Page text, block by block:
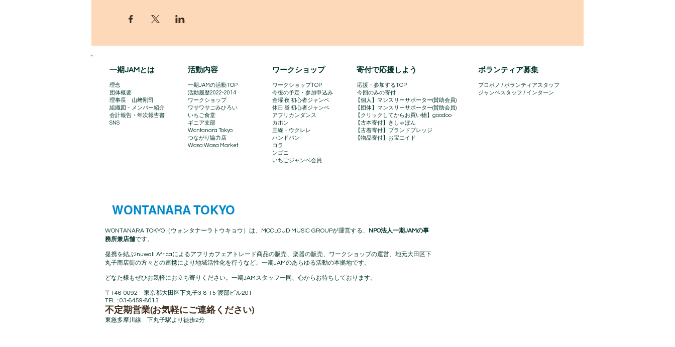
一期JAMとは 活動内容
理念
団体概要
理事長 山﨑剛司
組織図・メンバー紹介
会計報告​・年次報告書
SNS
一期JAMの活動TOP
​活動履歴2022-2014
ワークショップ
ワサワサごみひろい
いちご食堂
ギニア支部
Wontanara Tokyo
​つながり協力店
Wasa Wasa Market​
​ワークショップ 寄付で応援しよう
ワークショップTOP
今後の予定・参加申込み
金曜 夜 初心者ジャンベ
休日 昼 初心者ジャンベ
アフリカンダンス
カホン
三線・ウクレレ
ハンドパン
コラ
ンゴニ
いちごジャンベ会員
応援・参加するTOP
今回のみの寄付
【個人】マンスリーサポーター(賛助会員)
【団体】マンスリーサポーター(賛助会員)
【クリックしてからお買い物】goodoo
【古本寄付】きしゃぽん
【古着寄付】ブランドプレッジ
【物品寄付】お宝エイド
ボランティア募集
プロボノ / ボランティアスタッフ
​ジャンベスタッフ / インターン
WONTANARA TOKYO
WONTANARA TOKYO（ウォンタナーラトウキョウ）は、MOCLOUD MUSIC GROUPが運営する、 NPO法人一期JAMの事
務所兼店舗です。
提携を結ぶInuwali Africaによるアフリカフェアトレード商品の販売、楽器の販売、ワークショップの運営、地元大田区下
丸子商店街の方々との連携により地域活性化を行うなど、一期JAMのあらゆる活動の本拠地です。
どなた様もぜひお気軽にお立ち寄りください。一期JAMスタッフ一同、心からお待ちしております。
〒146-0092 東京都大田区下丸子3-8-15 渡部ビル201
TEL : 03-6459-8013
不定期営業(お気軽にご連絡ください)
東急多摩川線 下丸子駅より徒歩2分